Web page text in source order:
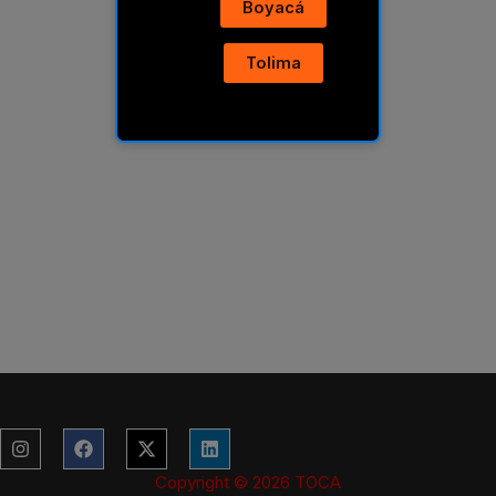
InstagramFacebook
X-
twitter
Linkedin
Copyright © 2026 TOCA
Boyacá
Tolima